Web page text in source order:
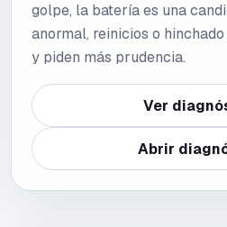
golpe, la batería es una
anormal, reinicios o
y piden más prudencia.
Ver
Abrir